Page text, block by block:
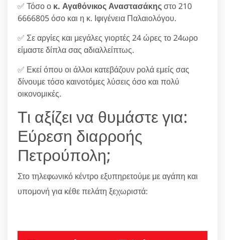
✅ Τόσο ο κ. Αγαθόνικος Αναστασάκηςστο 210
6666805 όσο και η κ. Ιφιγένεια Παλαιολόγου.
✅ Σε αργίες και μεγάλες γιορτές 24 ώρες το 24ωρο
είμαστε δίπλα σας αδιαλλείπτως.
✅ Εκεί όπου οι άλλοι κατεβάζουν ρολά εμείς σας
δίνουμε τόσο καινοτόμες λύσεις όσο και πολύ
οικονομικές.
Τι αξίζει να θυμάστε για:
Εύρεση διαρροής
Πετρούπολη;
Στο τηλεφωνικό κέντρο εξυπηρετούμε με αγάπη και
υπομονή για κέθε πελάτη ξεχωριστά: